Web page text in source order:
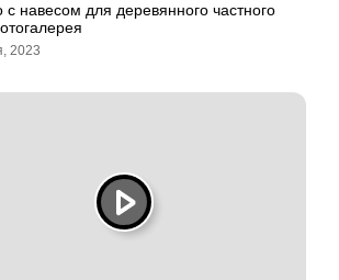
с навесом для деревянного частного
2023